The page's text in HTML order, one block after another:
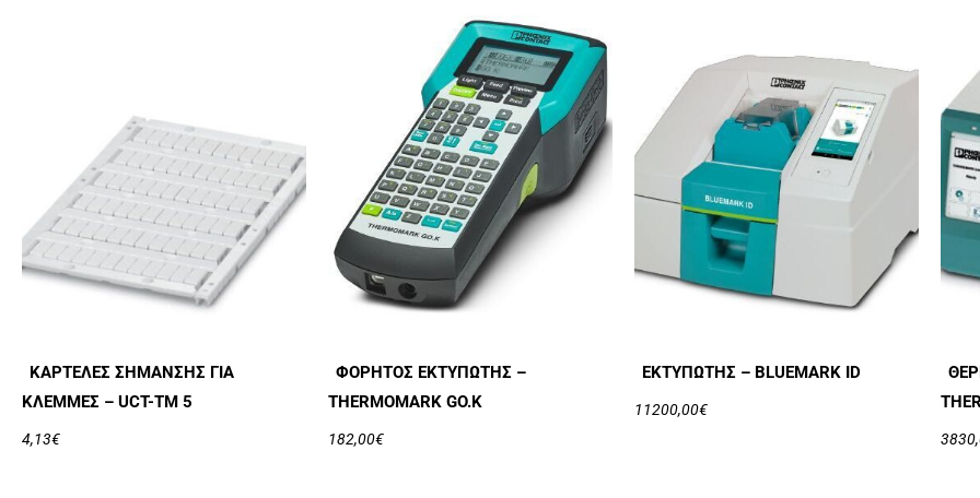
ΚΑΡΤΈΛΕΣ ΣΉΜΑΝΣΗΣ ΓΙΑ
ΚΛΈΜΜΕΣ – UCT-TM 5
4,13€
ΦΟΡΗΤΌΣ ΕΚΤΥΠΩΤΉΣ –
THERMOMARK GO.K
182,00€
ΕΚΤΥΠΩΤΉΣ – BLUEMARK ID
11200,00€